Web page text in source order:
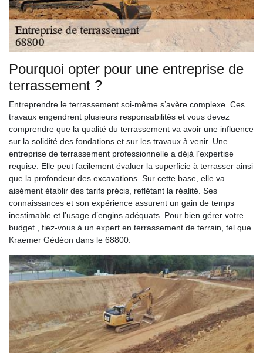
Pourquoi opter pour une entreprise de
terrassement ?
Entreprendre le terrassement soi-même s’avère complexe. Ces
travaux engendrent plusieurs responsabilités et vous devez
comprendre que la qualité du terrassement va avoir une influence
sur la solidité des fondations et sur les travaux à venir. Une
entreprise de terrassement professionnelle a déjà l’expertise
requise. Elle peut facilement évaluer la superficie à terrasser ainsi
que la profondeur des excavations. Sur cette base, elle va
aisément établir des tarifs précis, reflétant la réalité. Ses
connaissances et son expérience assurent un gain de temps
inestimable et l’usage d’engins adéquats. Pour bien gérer votre
budget , fiez-vous à un expert en terrassement de terrain, tel que
Kraemer Gédéon dans le 68800.